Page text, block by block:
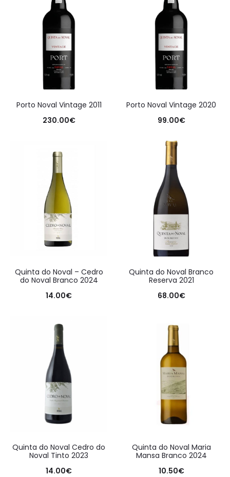
Porto Noval Vintage 2011
230.00€
Porto Noval Vintage 2020
99.00€
Quinta do Noval – Cedro
do Noval Branco 2024
14.00€
Quinta do Noval Branco
Reserva 2021
68.00€
Quinta do Noval Cedro do
Noval Tinto 2023
14.00€
Quinta do Noval Maria
Mansa Branco 2024
10.50€